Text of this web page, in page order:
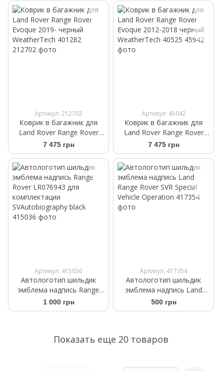
Артикул: 212702
Коврик в багажник для
Land Rover Range Rover
Evoque 2019- черный
WeatherTech 401282
7 475 грн
Артикул: 45942
Коврик в багажник для
Land Rover Range Rover
Evoque 2012-2018 черный
WeatherTech 40525
7 475 грн
Артикул: 415036
Автологотип шильдик
эмблема надпись Range
Rover LR076943 для
комплектации
1 000 грн
Артикул: 417354
Автологотип шильдик
эмблема надпись Land
Range Rover SVR Special
Vehicle Operation
500 грн
Показать еще 20 товаров